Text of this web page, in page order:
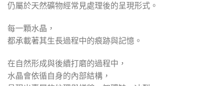
仍屬於天然礦物經常見處理後的呈現形式。
每一顆水晶，
都承載著其生長過程中的痕跡與記憶。
在自然形成與後續打磨的過程中，
水晶會依循自身的內部結構，